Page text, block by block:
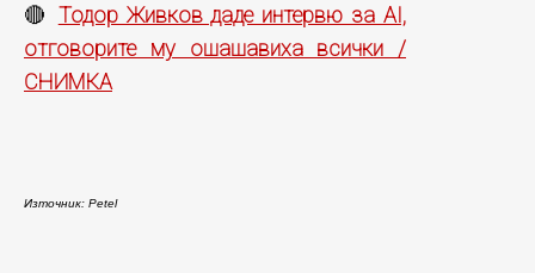
🔴 Тодор Живков даде интервю за AI,
отговорите му ошашавиха всички /
СНИМКА
Източник: Petel